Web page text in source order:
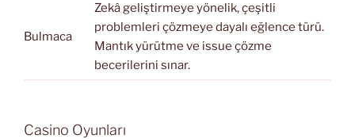
Bulmaca
Zekâ geliştirmeye yönelik, çeşitli
problemleri çözmeye dayalı eğlence türü.
Mantık yürütme ve issue çözme
becerilerini sınar.
Casino Oyunları